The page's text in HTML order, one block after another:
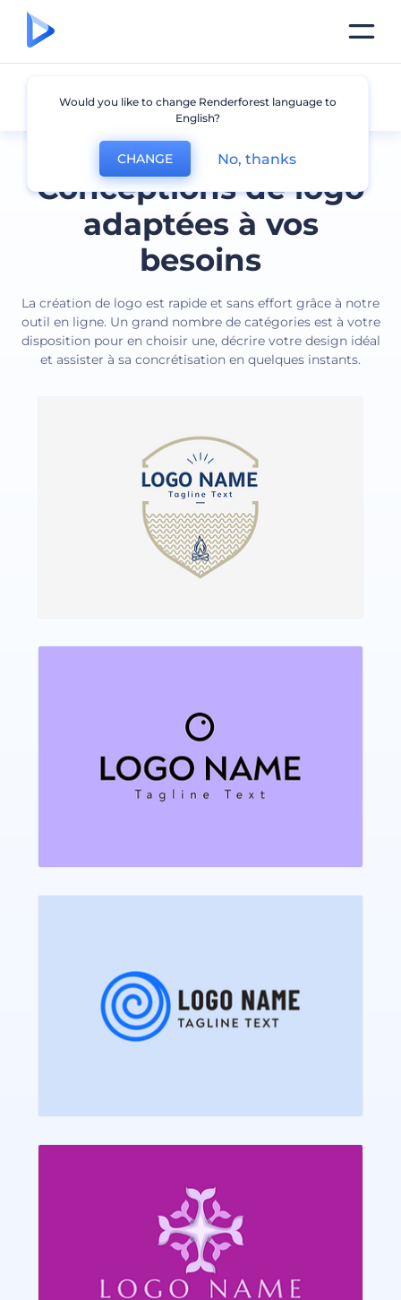
Conceptions de logo
adaptées à vos
besoins
La création de logo est rapide et sans effort grâce à notre
outil en ligne. Un grand nombre de catégories est à votre
disposition pour en choisir une, décrire votre design idéal
et assister à sa concrétisation en quelques instants.
Tous les logos
Would you like to change Renderforest language to
English?
CHANGE No, thanks